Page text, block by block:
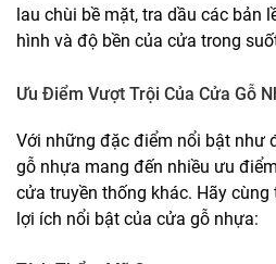
lau chùi bề mặt, tra dầu các bản
hình và độ bền của cửa trong
Ưu Điểm Vượt Trội Của Cửa Gỗ
Với những đặc điểm nổi bật như
gỗ nhựa mang đến nhiều ưu
cửa truyền thống khác. Hãy
lợi ích nổi bật của cửa gỗ nhựa: